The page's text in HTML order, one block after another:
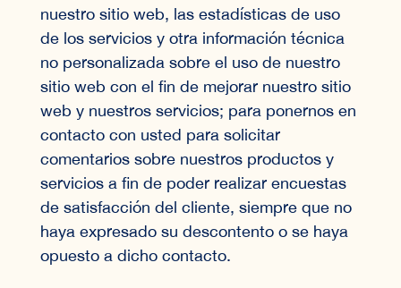
nuestro sitio web, las estadísticas de uso
de los servicios y otra información técnica
no personalizada sobre el uso de nuestro
sitio web con el fin de mejorar nuestro sitio
web y nuestros servicios; para ponernos en
contacto con usted para solicitar
comentarios sobre nuestros productos y
servicios a fin de poder realizar encuestas
de satisfacción del cliente, siempre que no
haya expresado su descontento o se haya
opuesto a dicho contacto.